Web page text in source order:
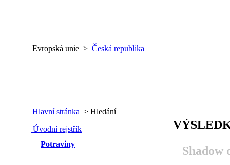
Evropská unie > Česká republika
Hlavní stránka > Hledání
Úvodní rejstřík
Potraviny
Shadow